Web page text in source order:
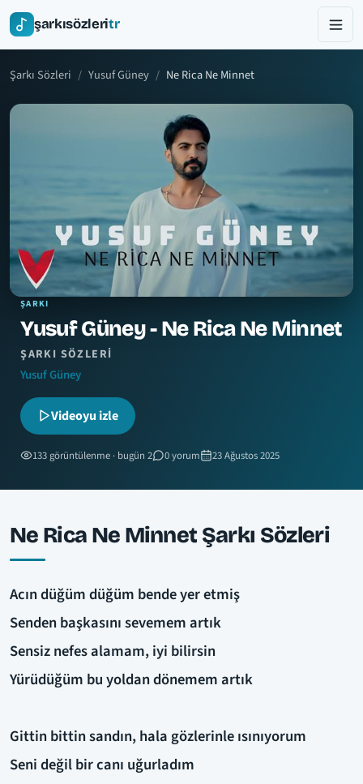
şarkısözleritr
Şarkı Sözleri Yusuf Güney Ne Rica Ne Minnet
ŞARKI
Yusuf Güney - Ne Rica Ne Minnet
ŞARKI SÖZLERI
Yusuf Güney
Videoyu izle
133 görüntülenme · bugün 2 0 yorum 23 Ağustos 2025
Ne Rica Ne Minnet Şarkı Sözleri
Acın düğüm düğüm bende yer etmiş
Senden başkasını sevemem artık
Sensiz nefes alamam, iyi bilirsin
Yürüdüğüm bu yoldan dönemem artık
Gittin bittin sandın, hala gözlerinle ısınıyorum
Seni değil bir canı uğurladım